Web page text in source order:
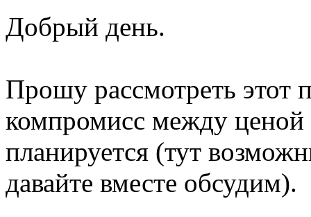
Добрый день.
Прошу рассмотреть этот
компромисс между ценой
планируется (тут
давайте вместе обсудим).